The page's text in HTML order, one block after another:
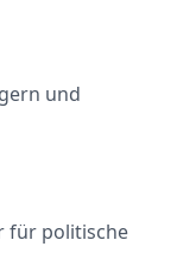
und
für politische